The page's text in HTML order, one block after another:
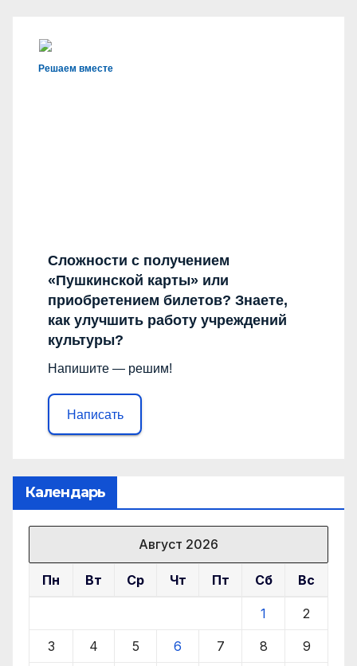
Решаем вместе
Сложности с получением
«Пушкинской карты» или
приобретением билетов? Знаете,
как улучшить работу учреждений
культуры?
Напишите — решим!
Написать
Календарь
Август 2026
Пн Вт Ср Чт Пт Сб Вс
1 2
3 4 5 6 7 8 9